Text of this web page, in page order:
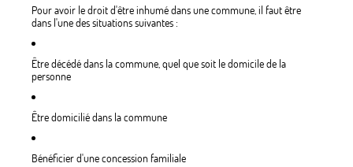
Pour avoir le droit d'être inhumé dans une commune, il faut être
dans l'une des situations suivantes :
Être décédé dans la commune, quel que soit le domicile de la
personne
Être domicilié dans la commune
Bénéficier d'une concession familiale